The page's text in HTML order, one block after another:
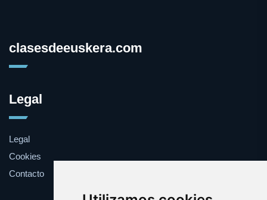
clasesdeeuskera.com
Legal
Legal
Cookies
Contacto